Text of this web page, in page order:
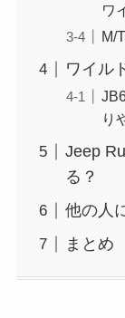
ワ
M/
ワイル
り
Jeep
る？
他の人
まとめ